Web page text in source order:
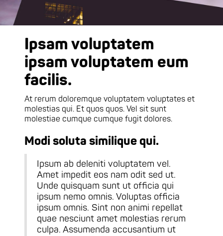
Ipsam voluptatem
ipsam voluptatem eum
facilis.
At rerum doloremque voluptatem voluptates et
molestias qui. Et quos quos. Vel sit sunt
molestiae cumque cumque fugit dolores.
Modi soluta similique qui.
Ipsum ab deleniti voluptatem vel.
Amet impedit eos nam odit sed ut.
Unde quisquam sunt ut officia qui
ipsum nemo omnis. Voluptas officia
ipsum omnis. Sint non animi repellat
quae nesciunt amet molestias rerum
culpa. Assumenda accusantium ut